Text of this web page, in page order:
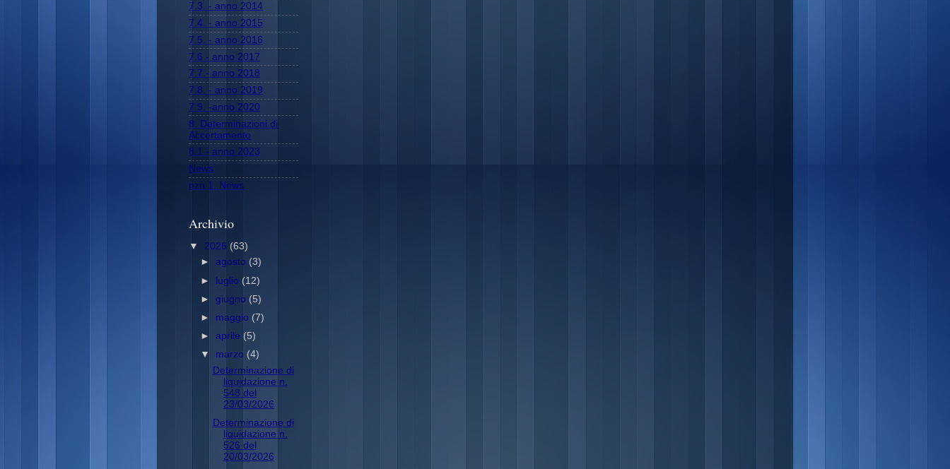
7.3. - anno 2014
7.4. - anno 2015
7.5. - anno 2016
7.6 - anno 2017
7.7.- anno 2018
7.8. - anno 2019
7.9. -anno 2020
8. Determinazioni di
Accertamento
8.1 - anno 2023
News
nzn 1. News
Archivio
▼ 2026 (63)
► agosto (3)
► luglio (12)
► giugno (5)
► maggio (7)
► aprile (5)
▼ marzo (4)
Determinazione di
liquidazione n.
548 del
23/03/2026
Determinazione di
liquidazione n.
526 del
20/03/2026